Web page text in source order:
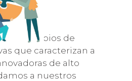
y principios de
que caracterizan a
de alto
a nuestros